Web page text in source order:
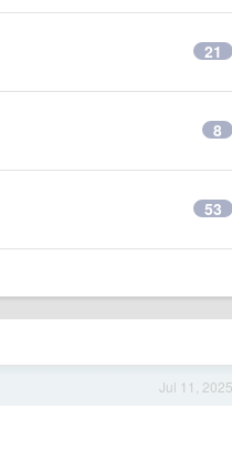
21
8
53
Jul 11, 2025